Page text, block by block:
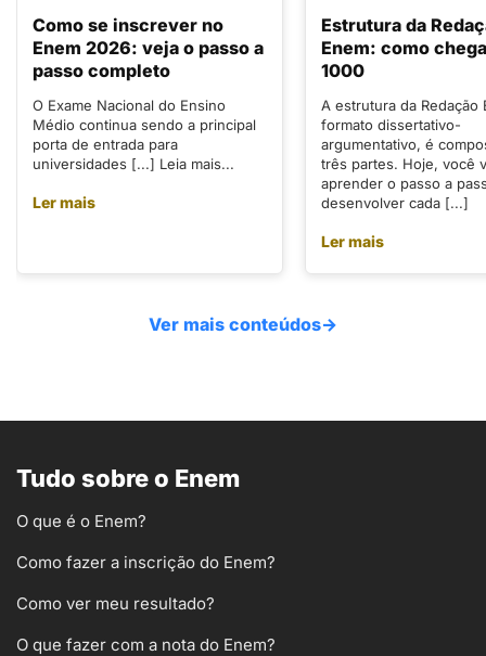
Como se inscrever no
Enem 2026: veja o passo a
passo completo
O Exame Nacional do Ensino
Médio continua sendo a principal
porta de entrada para
universidades [...] Leia mais...
Ler mais
Estrutura da
Enem: como
1000
A estrutura da Redação
formato dissertativo-
argumentativo, é
três partes. Hoje, você
aprender o passo a
desenvolver cada [...]
Ler mais
Ver mais conteúdos→
Tudo sobre o Enem
O que é o Enem?
Como fazer a inscrição do Enem?
Como ver meu resultado?
O que fazer com a nota do Enem?